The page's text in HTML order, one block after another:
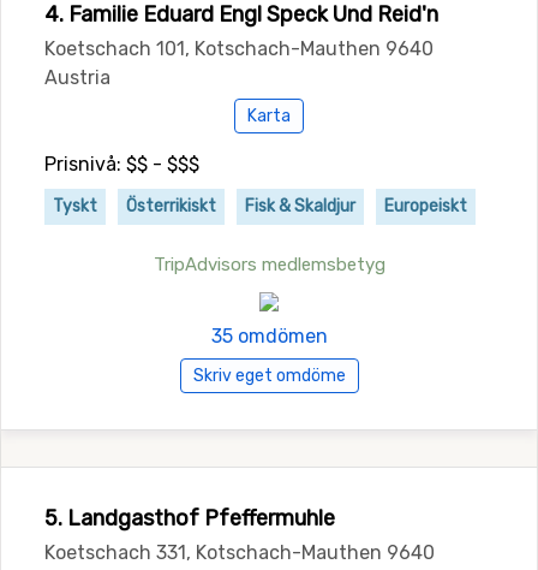
4. Familie Eduard Engl Speck Und Reid'n
Koetschach 101, Kotschach-Mauthen 9640
Austria
Karta
Prisnivå: $$ - $$$
Tyskt Österrikiskt Fisk & Skaldjur Europeiskt
TripAdvisors medlemsbetyg
35 omdömen
Skriv eget omdöme
5. Landgasthof Pfeffermuhle
Koetschach 331, Kotschach-Mauthen 9640